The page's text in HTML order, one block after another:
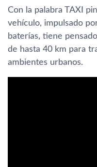
Con la palabra TAXI
vehículo, impulsado
baterías, tiene
de hasta 40 km para
ambientes urbanos.